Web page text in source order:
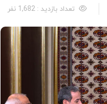
تعداد بازدید : 1,682 نفر